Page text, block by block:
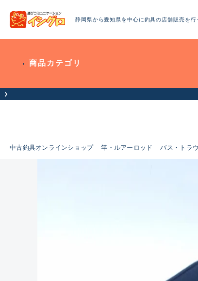
静岡県から愛知県を中心に釣具の店舗販売を
商品カテゴリ
中古釣具オンラインショップ 竿・ルアーロッド バス・トラ